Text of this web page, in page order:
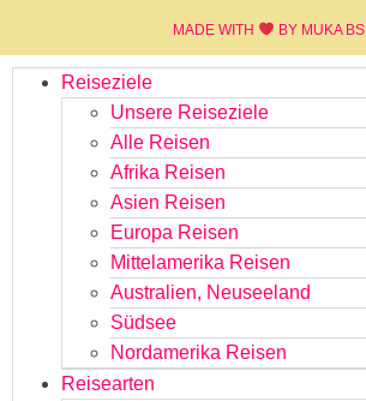
MADE WITH BY MUKA BS​
Reiseziele
Unsere Reiseziele
Alle Reisen
Afrika Reisen
Asien Reisen
Europa Reisen
Mittelamerika Reisen
Australien, Neuseeland
Südsee
Nordamerika Reisen
Reisearten